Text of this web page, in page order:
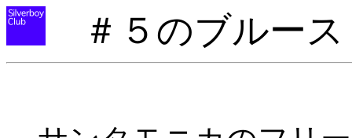
＃５のブルース